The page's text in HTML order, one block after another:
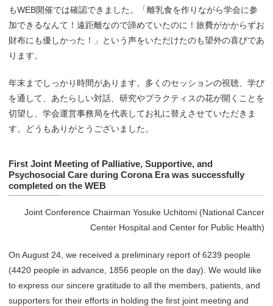
もWEB開催では確認できました。「離乳食を作りながら学会に参
加できるなんて！遠距離なので諦めていたのに！旅費がかからずお
財布にも優しかった！」という声をいただけたのも望外の喜びであ
ります。
年末までしっかり時間があります。多くのセッションの視聴、学び
を通して、あたらしい対話、研究やプラクティスの花が開くことを
切望し、学会運営事務局を代表してお礼に替えさせていただきま
す。どうもありがとうございました。
First Joint Meeting of Palliative, Supportive, and
Psychosocial Care during Corona Era was successfully
completed on the WEB
Joint Conference Chairman Yosuke Uchitomi (National Cancer
Center Hospital and Center for Public Health)
On August 24, we received a preliminary report of 6239 people
(4420 people in advance, 1856 people on the day). We would like
to express our sincere gratitude to all the members, patients, and
supporters for their efforts in holding the first joint meeting and